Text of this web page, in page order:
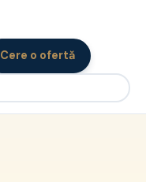
Cere o ofertă